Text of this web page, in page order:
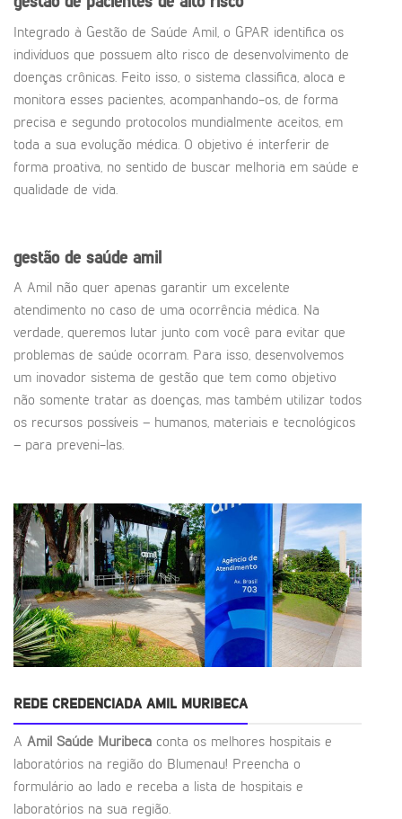
Integrado à Gestão de Saúde Amil, o GPAR identifica os
indivíduos que possuem alto risco de desenvolvimento de
doenças crônicas. Feito isso, o sistema classifica, aloca e
monitora esses pacientes, acompanhando-os, de forma
precisa e segundo protocolos mundialmente aceitos, em
toda a sua evolução médica. O objetivo é interferir de
forma proativa, no sentido de buscar melhoria em saúde e
qualidade de vida.
gestão de saúde amil
A Amil não quer apenas garantir um excelente
atendimento no caso de uma ocorrência médica. Na
verdade, queremos lutar junto com você para evitar que
problemas de saúde ocorram. Para isso, desenvolvemos
um inovador sistema de gestão que tem como objetivo
não somente tratar as doenças, mas também utilizar todos
os recursos possíveis – humanos, materiais e tecnológicos
– para preveni-las.
REDE CREDENCIADA AMIL MURIBECA
A Amil Saúde Muribeca conta os melhores hospitais e
laboratórios na região do Blumenau! Preencha o
formulário ao lado e receba a lista de hospitais e
laboratórios na sua região.